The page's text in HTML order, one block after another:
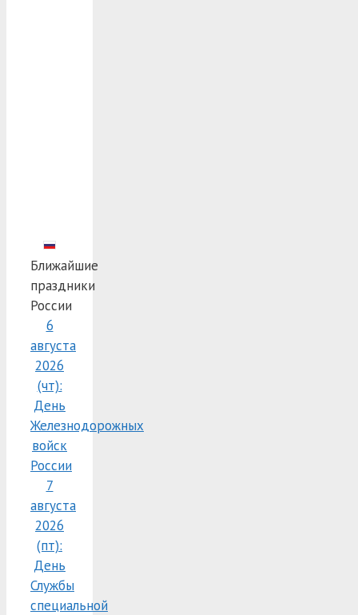
Ближайшие
праздники
России
6
августа
2026
(чт):
День
Железнодорожных
войск
России
7
августа
2026
(пт):
День
Службы
специальной